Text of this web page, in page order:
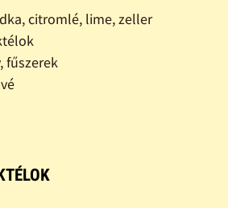
citromlé, lime, zeller
fűszerek